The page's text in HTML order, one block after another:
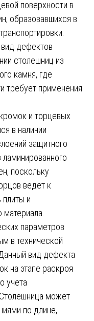
поверхности в
образовавшихся в
дефектов
столешниц из
камня, где
требует применения
и торцевых
в наличии
защитного
поскольку
ведет к
плиты и
параметров
в технической
вид дефекта
на этапе раскроя
учета
может
по длине,